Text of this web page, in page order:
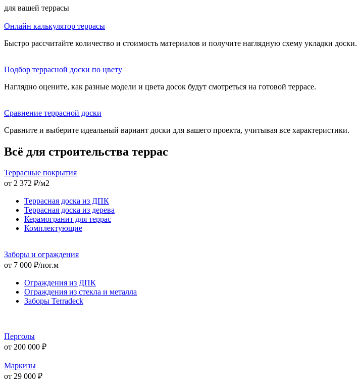
для вашей террасы
Онлайн калькулятор террасы
Быстро рассчитайте количество и стоимость материалов и получите наглядную схему укладки доски.
Подбор террасной доски по цвету
Наглядно оцените, как разные модели и цвета досок будут смотреться на готовой террасе.
Сравнение террасной доски
Сравните и выберите идеальный вариант доски для вашего проекта, учитывая все характеристики.
Всё для строительства террас
Террасные покрытия
от 2 372 ₽/м2
Террасная доска из ДПК
Террасная доска из дерева
Керамогранит для террас
Комплектующие
Заборы и ограждения
от 7 000 ₽/пог.м
Ограждения из ДПК
Ограждения из стекла и металла
Заборы Terradeck
Перголы
от 200 000 ₽
Маркизы
от 29 000 ₽